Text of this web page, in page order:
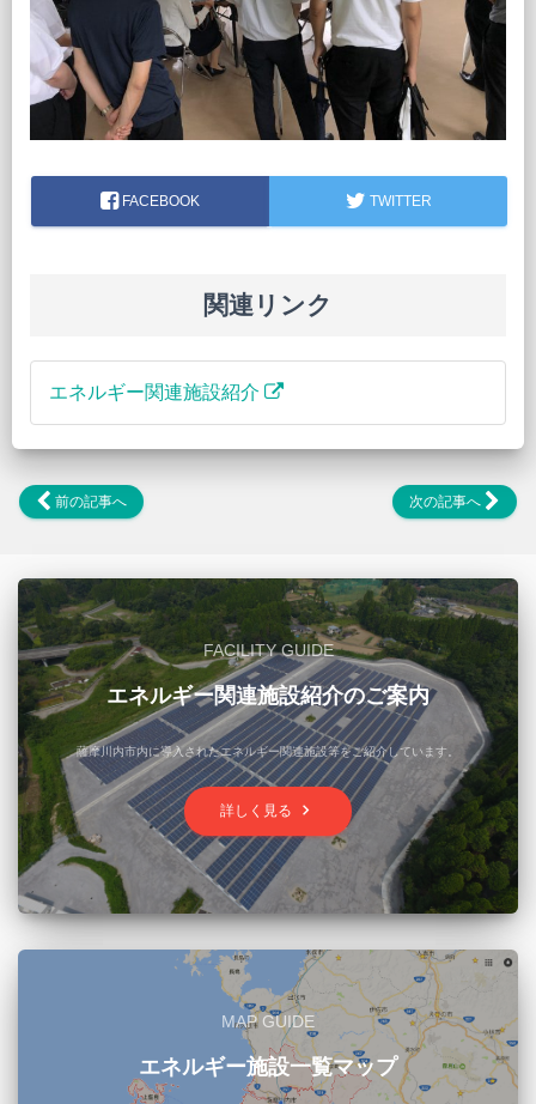
FACEBOOK TWITTER
関連リンク
エネルギー関連施設紹介
前の記事へ 次の記事へ
FACILITY GUIDE
エネルギー関連施設紹介のご案内
薩摩川内市内に導入されたエネルギー関連施設等をご紹介しています。
詳しく見る keyboard_arrow_right
MAP GUIDE
エネルギー施設一覧マップ